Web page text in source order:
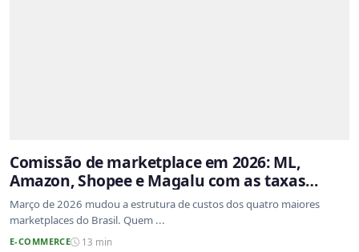
Comissão de marketplace em 2026: ML,
Amazon, Shopee e Magalu com as taxas
atualizadas
Março de 2026 mudou a estrutura de custos dos quatro maiores
marketplaces do Brasil. Quem ...
E-COMMERCE 13 min